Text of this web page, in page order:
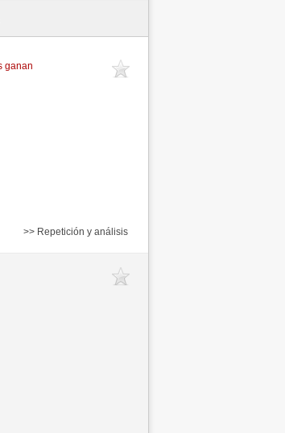
ganan
>> Repetición y análisis